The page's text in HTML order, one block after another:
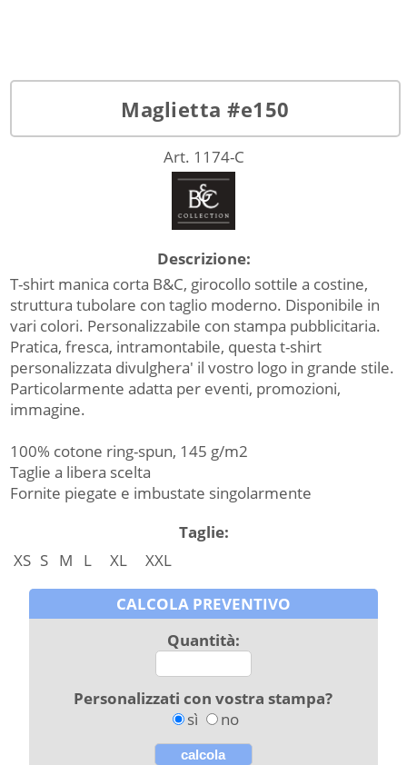
Maglietta #e150
Art. 1174-C
Descrizione:
T-shirt manica corta B&C, girocollo sottile a costine,
struttura tubolare con taglio moderno. Disponibile in
vari colori. Personalizzabile con stampa pubblicitaria.
Pratica, fresca, intramontabile, questa t-shirt
personalizzata divulghera' il vostro logo in grande stile.
Particolarmente adatta per eventi, promozioni,
immagine.
100% cotone ring-spun, 145 g/m2
Taglie a libera scelta
Fornite piegate e imbustate singolarmente
Taglie:
XS S M L XL XXL
CALCOLA PREVENTIVO
Quantità:
Personalizzati con vostra stampa?
sì
no